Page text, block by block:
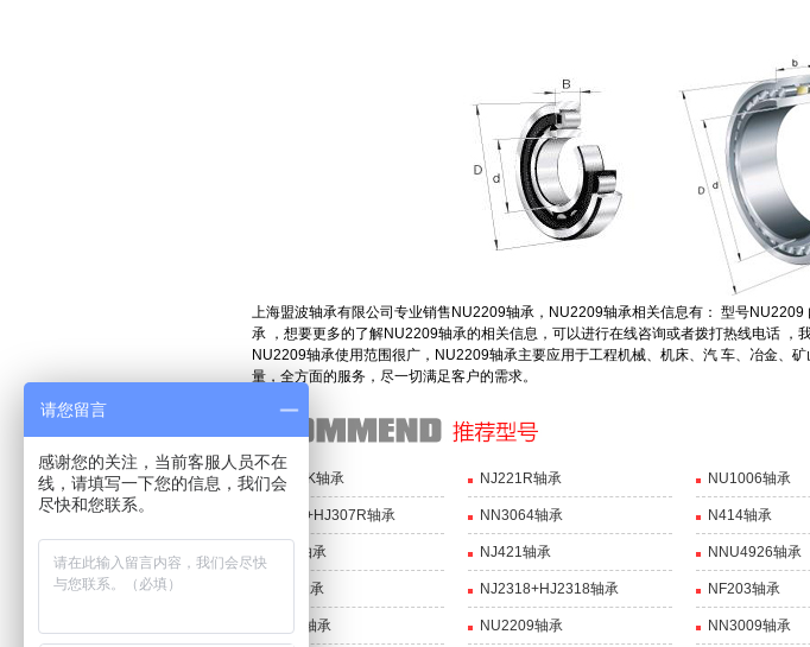
上海盟波轴承有限公司专业销售NU2209轴承，NU2209轴承相关信息有： 型号
承 ，想要更多的了解NU2209轴承的相关信息，可以进行在线咨询或者拨打热线电话 ，
NU2209轴承使用范围很广，NU2209轴承主要应用于工程机械、机床、汽 车、冶金、
量，全方面的服务，尽一切满足客户的需求。
NN3084K轴承 NJ221R轴承 NU1006轴承
NJ307R+HJ307R轴承 NN3064轴承 N414轴承
NU319轴承 NJ421轴承 NNU4926轴承
HF338轴承 NJ2318+HJ2318轴承 NF203轴承
NJ2220轴承 NU2209轴承 NN3009轴承
请您留言
感谢您的关注，当前客服人员不在
线，请填写一下您的信息，我们会
尽快和您联系。